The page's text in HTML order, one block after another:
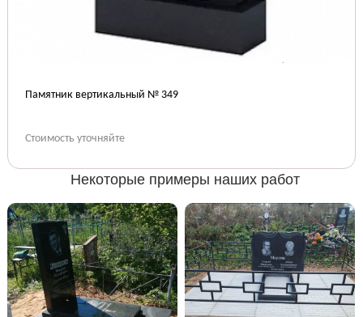
Памятник вертикальный № 349
Стоимость уточняйте
Некоторые примеры наших работ